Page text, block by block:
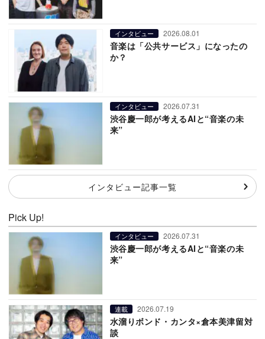
インタビュー 2026.08.01
音楽は「公共サービス」になったの
か？
インタビュー 2026.07.31
渋谷慶一郎が考えるAIと“音楽の未
来”
インタビュー記事一覧
Pick Up!
インタビュー 2026.07.31
渋谷慶一郎が考えるAIと“音楽の未
来”
連載 2026.07.19
水溜りボンド・カンタ×倉本美津留対
談